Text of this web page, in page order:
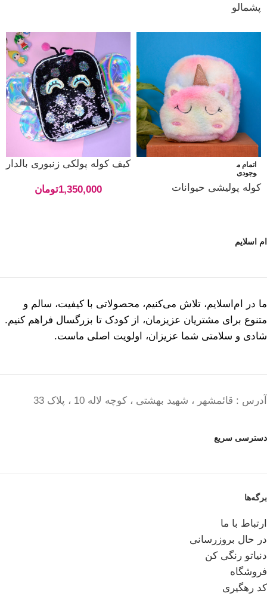
پشمالو
اتمام م
وجودی
کوله پولیشی حیوانات
کیف کوله پولکی زنبوری بالدار
1,350,000تومان
ام اسلایم
ما در ام‌اسلایم، تلاش می‌کنیم، محصولاتی با کیفیت، سالم و
متنوع برای مشتریان عزیزمان، از کودک تا بزرگسال فراهم کنیم.
شادی و سلامتی شما عزیزان، اولویت اصلی ماست.
آدرس : قائمشهر ، شهید بهشتی ، کوچه لاله 10 ، پلاک 33
دسترسی سریع
برگه‌ها
ارتباط با ما
در حال بروزرسانی
دنیاتو رنگی کن
فروشگاه
کد رهگیری